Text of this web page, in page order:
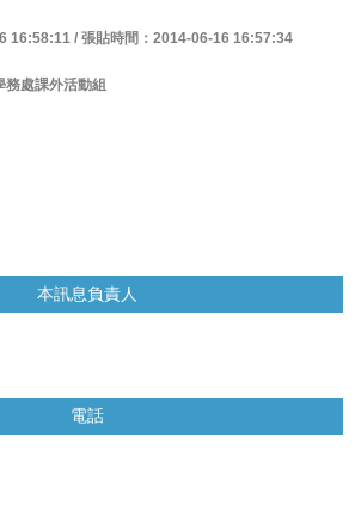
16:58:11 / 張貼時間：2014-06-16 16:57:34
務處課外活動組
本訊息負責人
電話